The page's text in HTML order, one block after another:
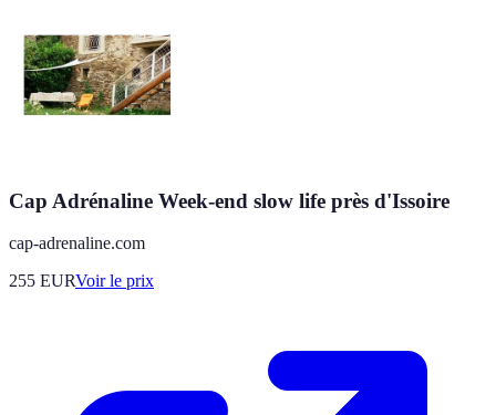
Cap Adrénaline Week-end slow life près d'Issoire
cap-adrenaline.com
255 EURVoir le prix